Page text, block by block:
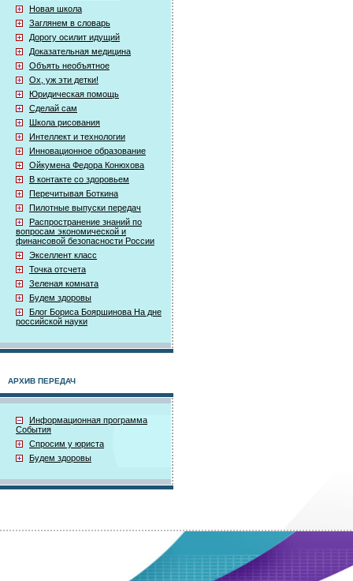
Новая школа
Заглянем в словарь
Дорогу осилит идущий
Доказательная медицина
Объять необъятное
Ох, уж эти детки!
Юридическая помощь
Сделай сам
Школа рисования
Интеллект и технологии
Инновационное образование
Ойкумена Федора Конюхова
В контакте со здоровьем
Перечитывая Боткина
Пилотные выпуски передач
Распространение знаний по
вопросам экономической и
финансовой безопасности России
Экселлент класс
Точка отсчета
Зеленая комната
Будем здоровы
Блог Бориса Бояршинова На дне
российской науки
АРХИВ ПЕРЕДАЧ
Информационная программа
События
Спросим у юриста
Будем здоровы